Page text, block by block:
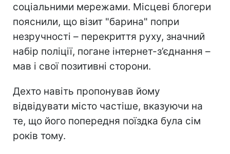
соціальними мережами. Місцеві блогери
пояснили, що візит "барина" попри
незручності – перекриття руху, значний
набір поліції, погане інтернет-з’єднання –
мав і свої позитивні сторони.
Дехто навіть пропонував йому
відвідувати місто частіше, вказуючи на
те, що його попередня поїздка була сім
років тому.